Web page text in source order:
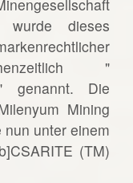
wurde dieses
"
genannt. Die
Mining
unter einem
(TM)